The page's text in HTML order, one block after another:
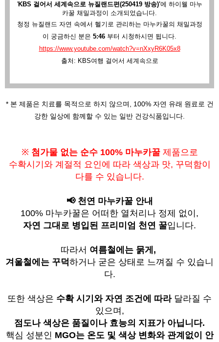
'KBS 걸어서 세계속으로 뉴질랜드편(250419 방송)'에 하이웰 마누
카꿀 채밀과정이 소개되었습니다.
청정 뉴질랜드 자연 속에서 헬기로 관리하는 마누카꿀의 채밀과정
이 궁금하신 분은 5:46 부터 시청하시면 됩니다.
https://www.youtube.com/watch?v=nXxyR6K05x8
출처: KBS여행 걸어서 세계속으로
* 본 제품은 치료를 목적으로 하지 않으며, 100% 자연 유래 원료로 건
강한 일상에 함께할 수 있는 일반 건강식품입니다.
※ 첨가물 없는 순수 100% 마누카꿀제품으로
수확시기와 계절적 요인에 따라 색상과 맛, 꾸덕함이
다를 수 있습니다.
📢 천연 마누카꿀 안내
100% 마누카꿀은 어떠한 열처리나 정제 없이,
자연 그대로 병입된 프리미엄 천연 꿀입니다.
따라서 여름철에는 묽게,
겨울철에는 꾸덕하거나 굳은 상태로 느껴질 수 있습니
다.
또한 색상은 수확 시기와 자연 조건에 따라 달라질 수
있으며,
점도나 색상은 품질이나 효능의 지표가 아닙니다.
핵심 성분인 MGO는 온도 및 색상 변화와 관계없이 안